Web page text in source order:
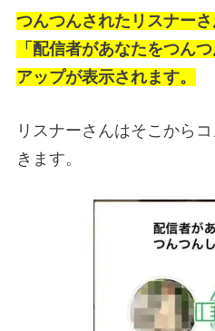
つんつんされたリスナー
「配信者があなたをつん
アップが表示されます。
リスナーさんはそこから
きます。